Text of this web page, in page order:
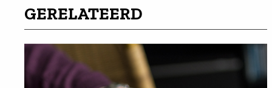
GERELATEERD